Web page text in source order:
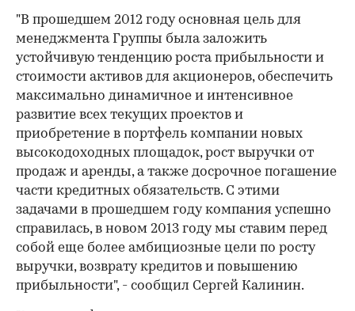
"В прошедшем 2012 году основная цель для
менеджмента Группы была заложить
устойчивую тенденцию роста прибыльности и
стоимости активов для акционеров, обеспечить
максимально динамичное и интенсивное
развитие всех текущих проектов и
приобретение в портфель компании новых
высокодоходных площадок, рост выручки от
продаж и аренды, а также досрочное погашение
части кредитных обязательств. С этими
задачами в прошедшем году компания успешно
справилась, в новом 2013 году мы ставим перед
собой еще более амбициозные цели по росту
выручки, возврату кредитов и повышению
прибыльности", - сообщил Сергей Калинин.